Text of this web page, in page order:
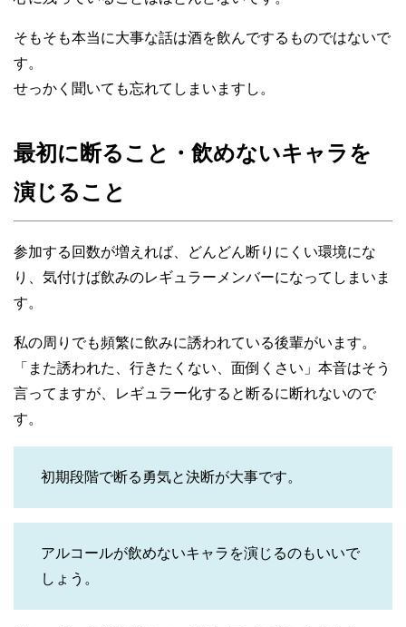
そもそも本当に大事な話は酒を飲んでするものではないで
す。
せっかく聞いても忘れてしまいますし。
最初に断ること・飲めないキャラを
演じること
参加する回数が増えれば、どんどん断りにくい環境にな
り、気付けば飲みのレギュラーメンバーになってしまいま
す。
私の周りでも頻繁に飲みに誘われている後輩がいます。
「また誘われた、行きたくない、面倒くさい」本音はそう
言ってますが、レギュラー化すると断るに断れないので
す。
初期段階で断る勇気と決断が大事です。
アルコールが飲めないキャラを演じるのもいいで
しょう。